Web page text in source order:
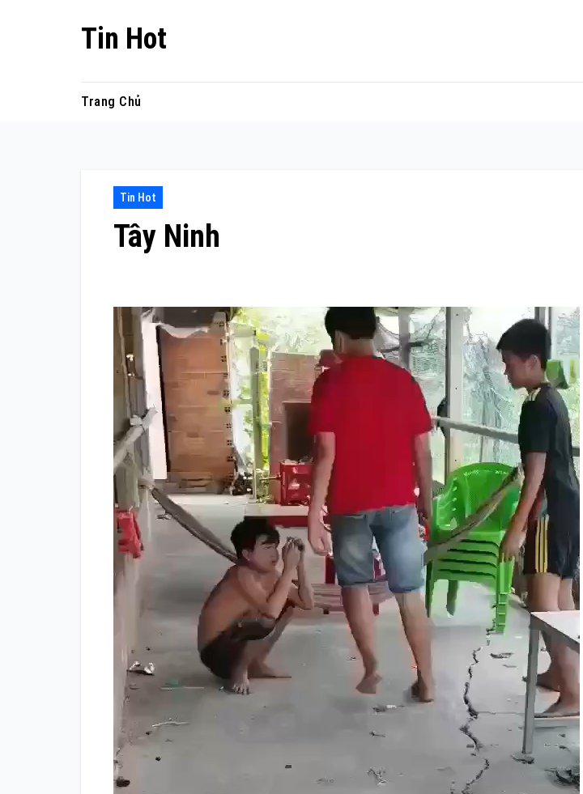
Tin Hot
Trang Chủ
Tin Hot
Tây Ninh